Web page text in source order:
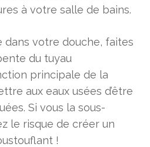
à votre salle de bains.
dans votre douche, faites
du tuyau
principale de la
aux eaux usées d’être
Si vous la sous-
le risque de créer un
!